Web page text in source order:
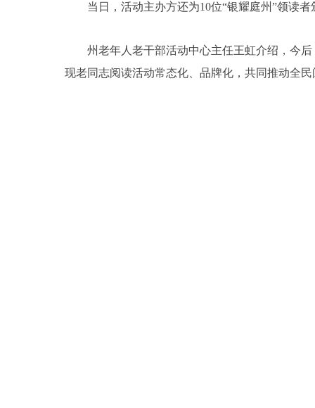
当日，活动主办方还为10位“银耀庭州”领读者
州老年人老干部活动中心主任王虹介绍，今后
现老同志阅读活动常态化、品牌化，共同推动全